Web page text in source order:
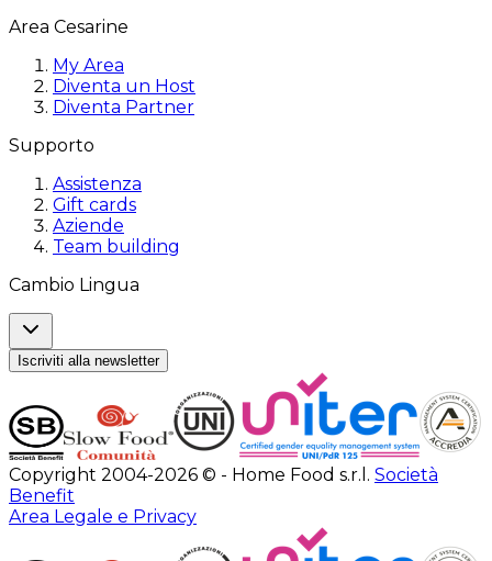
Area Cesarine
My Area
Diventa un Host
Diventa Partner
Supporto
Assistenza
Gift cards
Aziende
Team building
Cambio Lingua
Iscriviti alla newsletter
Copyright 2004-2026 © - Home Food s.r.l. Società
Benefit
Area Legale e Privacy